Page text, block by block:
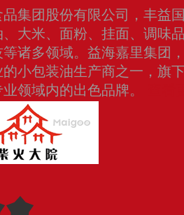
集团股份有限公司，丰益
大米、面粉、挂面、调味
诸多领域。益海嘉里集团
小包装油生产商之一，旗
领域内的出色品牌。